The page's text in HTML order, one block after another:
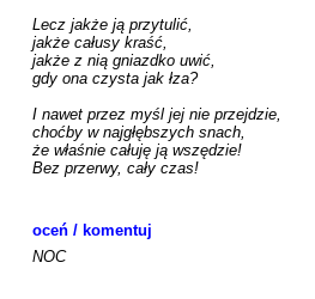
Lecz jakże ją przytulić,
jakże całusy kraść,
jakże z nią gniazdko uwić,
gdy ona czysta jak łza?
I nawet przez myśl jej nie przejdzie,
choćby w najgłębszych snach,
że właśnie całuję ją wszędzie!
Bez przerwy, cały czas!
oceń / komentuj
NOC